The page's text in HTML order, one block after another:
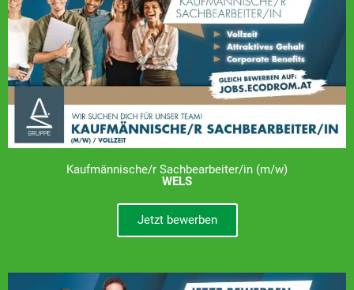
Kaufmännische/r Sachbearbeiter/in (m/w)
WELS
Jetzt bewerben